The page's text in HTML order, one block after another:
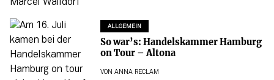
ALLGEMEIN
So war’s: Handelskammer Hamburg
on Tour – Altona
VON ANNA RECLAM